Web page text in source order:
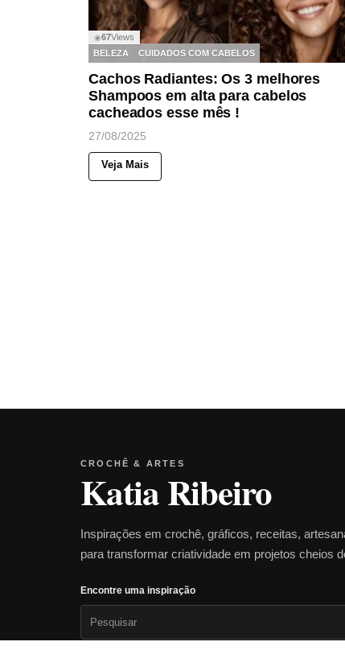
◉67Views
BELEZA
CUIDADOS COM CABELOS
Cachos Radiantes: Os 3 melhores
Shampoos em alta para cabelos
cacheados esse mês !
27/08/2025
Veja Mais
CROCHÊ & ARTES
Katia Ribeiro
Inspirações em crochê, gráficos, receitas,
para transformar criatividade em projetos cheios
Encontre uma inspiração